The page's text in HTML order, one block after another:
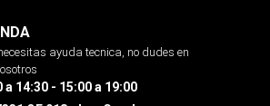
ayuda tecnica, no dudes en
a 14:30 - 15:00 a 19:00